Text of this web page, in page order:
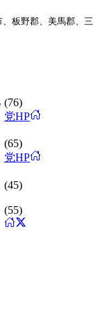
板野郡、美馬郡、三
(76)
党HP
(65)
党HP
(45)
(55)